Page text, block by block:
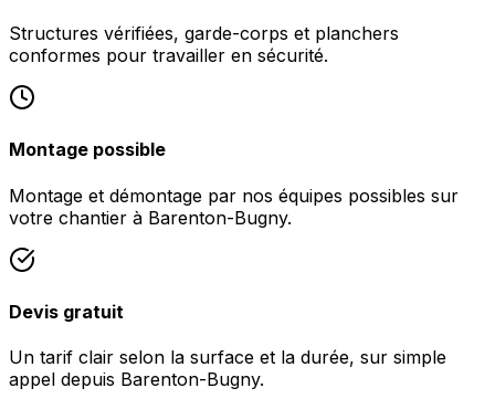
Structures vérifiées, garde-corps et planchers
conformes pour travailler en sécurité.
Montage possible
Montage et démontage par nos équipes possibles sur
votre chantier à Barenton-Bugny.
Devis gratuit
Un tarif clair selon la surface et la durée, sur simple
appel depuis Barenton-Bugny.